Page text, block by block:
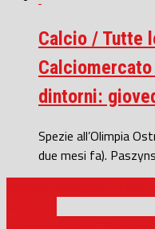
Calcio / Tutte
dintorni:
Spezie all’Olimpia
due mesi fa).